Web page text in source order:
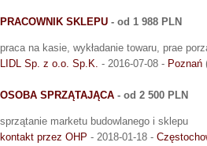
PRACOWNIK SKLEPU - od 1 988 PLN
praca na kasie, wykładanie towaru, prae
LIDL Sp. z o.o. Sp.K. - 2016-07-08 - Poznań
OSOBA SPRZĄTAJĄCA - od 2 500 PLN
sprzątanie marketu budowlanego i sklepu
kontakt przez OHP - 2018-01-18 -